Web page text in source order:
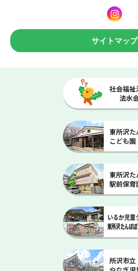
サイトマップ
児童館だより
お友達の一般来館について
子育て支援センター
放課後児童クラブ
施設について
児童館とは
施設・設備紹介